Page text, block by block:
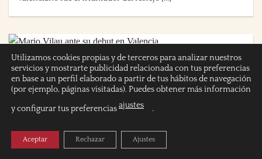
07
Mar
Utilizamos cookies propias y de terceros para analizar nuestros
servicios y mostrarte publicidad relacionada con tus preferencias
en base a un perfil elaborado a partir de tus hábitos de navegación
(por ejemplo, páginas visitadas). Puedes obtener más información
y configurar tus preferenciasajustes .
Aceptar Rechazar Ajustes